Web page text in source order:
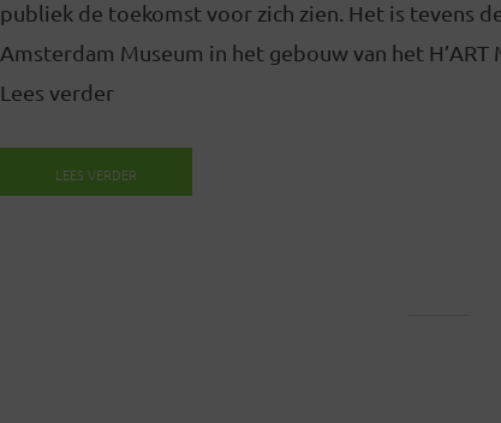
publiek de toekomst voor zich zien. Het is tevens
Amsterdam Museum in het gebouw van het H’ART
Lees verder
LEES VERDER